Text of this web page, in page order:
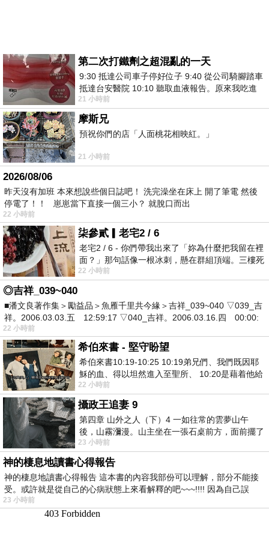
第二次打鐵劑之超混亂的一天
9:30 抵達公司車子停好位子 9:40 從公司騎腳踏車
抵達台安醫院 10:10 聽取血液報告。原來我吃進
去的 B12 彌可保並非沒有吸收而是超
21 小時前
摩斯兄
預祝你們的店「人面桃花相映紅。」
21 小時前
2026/08/06
昨天沒有加班 本來想說些個日誌吧！ 洗完澡坐在床上 開了筆電 然後
停電了！！ 崽崽當下直接一個三小？ 就脫口而出
22 小時前
柒參貳▎老宅2 / 6
老宅2 / 6 - 你們帶我出來了「妳為什麼把我留在裡
面？」那句話像一根冰刺，懸在群組頂端。三樓死
死盯著照片裡的人。那個人確實站在
22 小時前
◎吉祥_039~040
■潘文良著作集＞勵益品＞魚雁千里共今緣＞吉祥_039~040 ▽039_吉
祥。2006.03.03.五 12:59:17 ▽040_吉祥。2006.03.16.四 00:00:
22 小時前
希伯來書 - 堅守盼望
希伯來書10:19-10:25 10:19弟兄們、我們既因耶
穌的血、得以坦然進入至聖所、 10:20是藉着他給
我們開了一條又新又活的路從幔子經過
22 小時前
攝政王追妻 9
第四章 山外之人（下）4 一如往常的雲夢山午
後，山霧瀰漫。山主坐在一張石桌前方，面前擺了
一盤未下完的棋盤，還有一壺茶與兩只冒
23 小時前
神的棲息地讀書心得報告
神的棲息地讀書心得報告 這本書的內容我部份可以理解，部分不能接
受。或許就是從自己的心病狀態上來看解釋的吧~~~!!!! 因為自己誤
23 小時前